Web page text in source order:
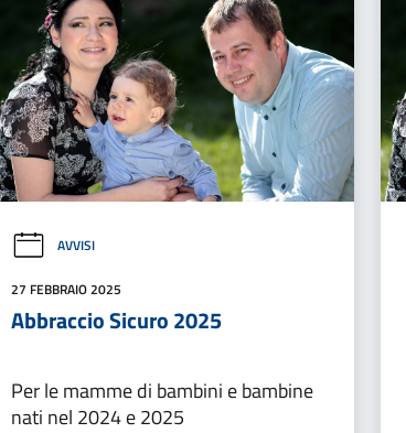
AVVISI
27 FEBBRAIO 2025
Abbraccio Sicuro 2025
Per le mamme di bambini e bambine
nati nel 2024 e 2025